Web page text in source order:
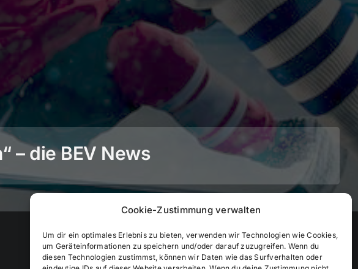
Cookie-Zustimmung verwalten
Um dir ein optimales Erlebnis zu bieten, verwenden wir Technologien wie Cookies,
um Geräteinformationen zu speichern und/oder darauf zuzugreifen. Wenn du
diesen Technologien zustimmst, können wir Daten wie das Surfverhalten oder
– die BEV News
© 2026 • BEV Bayerischer Eissportverband